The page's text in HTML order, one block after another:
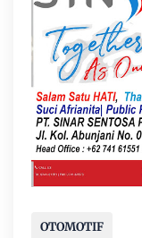
OTOMOTIF